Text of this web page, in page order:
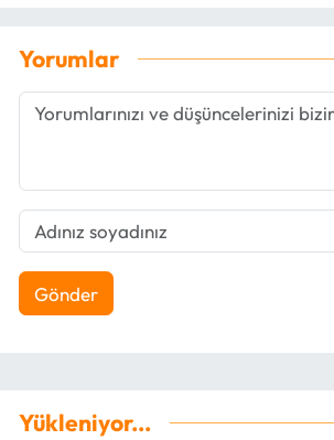
Yorumlar
Gönder
Yükleniyor...